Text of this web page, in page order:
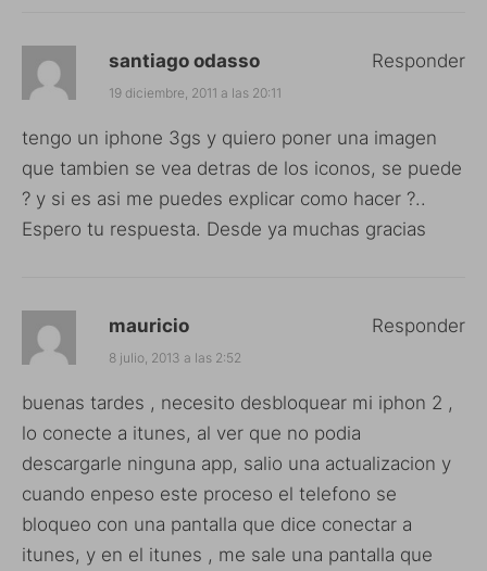
santiago odasso
19 diciembre, 2011 a las 20:11
tengo un iphone 3gs y quiero poner una imagen
que tambien se vea detras de los iconos, se puede
? y si es asi me puedes explicar como hacer ?..
Espero tu respuesta. Desde ya muchas gracias
Responder
mauricio
8 julio, 2013 a las 2:52
buenas tardes , necesito desbloquear mi iphon 2 ,
lo conecte a itunes, al ver que no podia
descargarle ninguna app, salio una actualizacion y
cuando enpeso este proceso el telefono se
bloqueo con una pantalla que dice conectar a
itunes, y en el itunes , me sale una pantalla que
Responder